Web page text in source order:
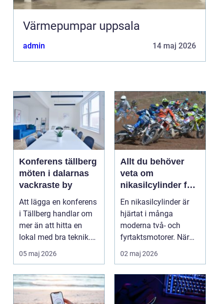
Värmepumpar uppsala
admin 14 maj 2026
Konferens tällberg
möten i dalarnas
vackraste by
Att lägga en konferens
i Tällberg handlar om
mer än att hitta en
lokal med bra teknik.
Den lilla byn...
05 maj 2026
Allt du behöver
veta om
nikasilcylinder för
motorcykel och
snöskoter
En nikasilcylinder är
hjärtat i många
moderna två- och
fyrtaktsmotorer. När
den fungerar som den
02 maj 2026